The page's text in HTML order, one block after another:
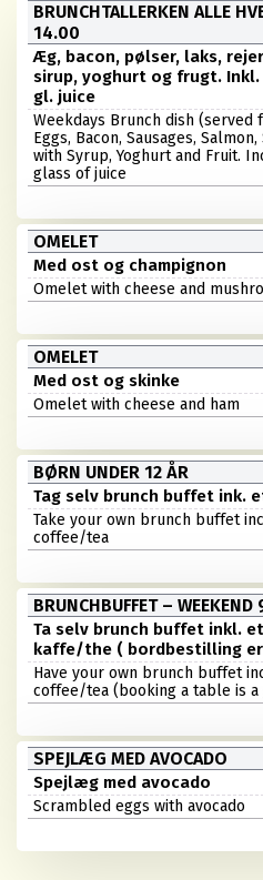
BRUNCHTALLERKEN ALLE
14.00
Æg, bacon, pølser, laks,
sirup, yoghurt og frugt.
gl. juice
Weekdays Brunch dish (served
Eggs, Bacon, Sausages,
with Syrup, Yoghurt and Fruit.
glass of juice
OMELET
Med ost og champignon
Omelet with cheese and
OMELET
Med ost og skinke
Omelet with cheese and ham
BØRN UNDER 12 ÅR
Tag selv brunch buffet ink.
Take your own brunch buffet
coffee/tea
BRUNCHBUFFET –
Ta selv brunch buffet inkl.
kaffe/the ( bordbestilling er
Have your own brunch buffet
coffee/tea (booking a table is a
SPEJLÆG MED AVOCADO
Spejlæg med avocado
Scrambled eggs with avocado